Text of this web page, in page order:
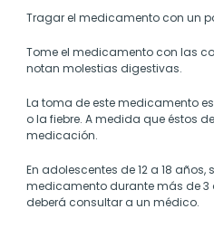
Tragar el medicamento con un
Tome el medicamento con las
notan molestias digestivas.
La toma de este medicamento
o la fiebre. A medida que éstos
medicación.
En adolescentes de 12 a 18 años,
medicamento durante más de 3
deberá consultar a un médico.